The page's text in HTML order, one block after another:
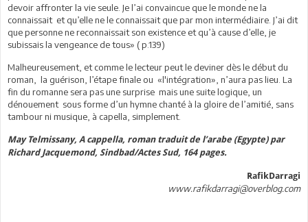
devoir affronter la vie seule. Je l’ai convaincue que le monde ne la
connaissait et qu’elle ne le connaissait que par mon intermédiaire. J’ai dit
que personne ne reconnaissait son existence et qu’à cause d’elle, je
subissais la vengeance de tous» ( p.139)
Malheureusement, et comme le lecteur peut le deviner dès le début du
roman, la guérison, l’étape finale ou «l'intégration», n’aura pas lieu. La
fin du romanne sera pas une surprise mais une suite logique, un
dénouement sous forme d’un hymne chanté à la gloire de l’amitié, sans
tambour ni musique, à capella, simplement.
May Telmissany, A cappella, roman traduit de l’arabe (Egypte) par
Richard Jacquemond, Sindbad/Actes Sud, 164 pages.
RafikDarragi
www.rafikdarragi@overblog.com